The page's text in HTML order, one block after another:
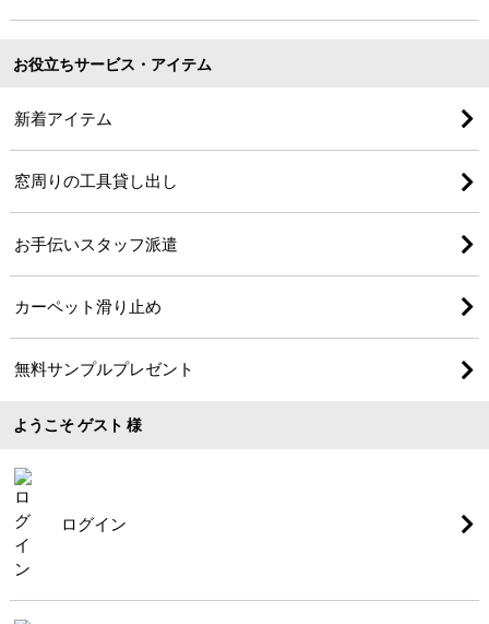
お役立ちサービス・アイテム
新着アイテム
窓周りの工具貸し出し
お手伝いスタッフ派遣
カーペット滑り止め
無料サンプルプレゼント
ようこそ ゲスト 様
ログイン